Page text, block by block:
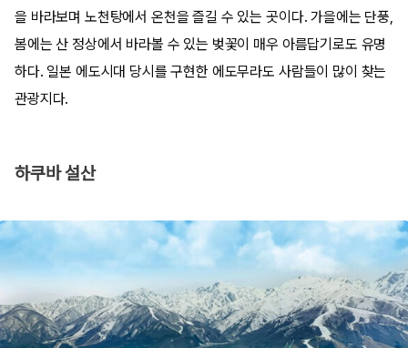
을 바라보며 노천탕에서 온천을 즐길 수 있는 곳이다. 가을에는 단풍,
봄에는 산 정상에서 바라볼 수 있는 벚꽃이 매우 아름답기로도 유명
하다. 일본 에도시대 당시를 구현한 에도무라도 사람들이 많이 찾는
관광지다.
하쿠바 설산